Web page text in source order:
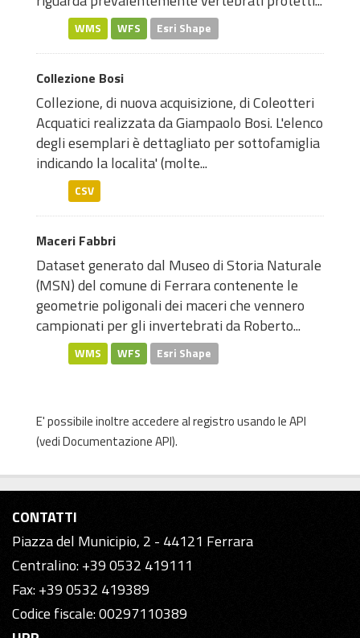
WMS WFS Esri Shape
Collezione Bosi
Collezione, di nuova acquisizione, di Coleotteri
Acquatici realizzata da Giampaolo Bosi. L'elenco
degli esemplari è dettagliato per sottofamiglia
indicando la localita' (molte...
CSV
Maceri Fabbri
Dataset generato dal Museo di Storia Naturale
(MSN) del comune di Ferrara contenente le
geometrie poligonali dei maceri che vennero
campionati per gli invertebrati da Roberto...
WMS WFS Esri Shape
E' possibile inoltre accedere al registro usando leAPI
(vediDocumentazione API).
CONTATTI
Piazza del Municipio, 2 - 44121 Ferrara
Centralino: +39 0532 419111
Fax: +39 0532 419389
Codice fiscale: 00297110389